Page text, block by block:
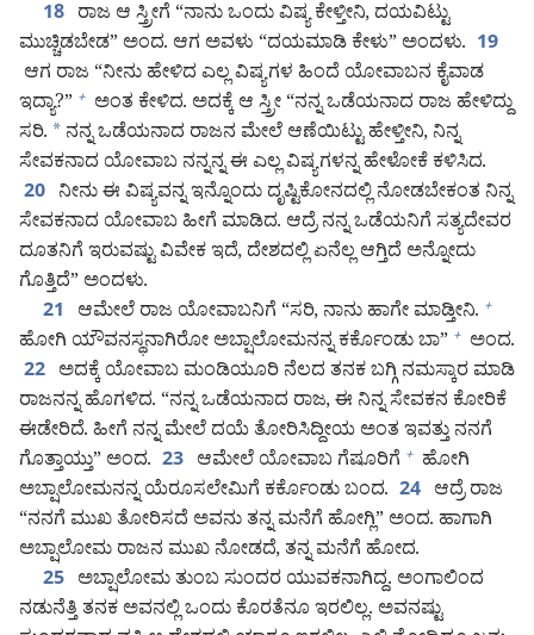
18 ರಾಜ ಆ ಸ್ತ್ರೀಗೆ “ನಾನು ಒಂದು ವಿಷ್ಯ ಕೇಳ್ತೀನಿ, ದಯವಿಟ್ಟು
ಮುಚ್ಚಿಡಬೇಡ” ಅಂದ. ಆಗ ಅವಳು “ದಯಮಾಡಿ ಕೇಳು” ಅಂದಳು. 19
ಆಗ ರಾಜ “ನೀನು ಹೇಳಿದ ಎಲ್ಲ ವಿಷ್ಯಗಳ ಹಿಂದೆ ಯೋವಾಬನ ಕೈವಾಡ
ಇದ್ಯಾ?” + ಅಂತ ಕೇಳಿದ. ಅದಕ್ಕೆ ಆ ಸ್ತ್ರೀ “ನನ್ನ ಒಡೆಯನಾದ ರಾಜ ಹೇಳಿದ್ದು
ಸರಿ. *ನನ್ನ ಒಡೆಯನಾದ ರಾಜನ ಮೇಲೆ ಆಣೆಯಿಟ್ಟು ಹೇಳ್ತೀನಿ, ನಿನ್ನ
ಸೇವಕನಾದ ಯೋವಾಬ ನನ್ನನ್ನ ಈ ಎಲ್ಲ ವಿಷ್ಯಗಳನ್ನ ಹೇಳೋಕೆ ಕಳಿಸಿದ.
20 ನೀನು ಈ ವಿಷ್ಯವನ್ನ ಇನ್ನೊಂದು ದೃಷ್ಟಿಕೋನದಲ್ಲಿ ನೋಡಬೇಕಂತ ನಿನ್ನ
ಸೇವಕನಾದ ಯೋವಾಬ ಹೀಗೆ ಮಾಡಿದ. ಆದ್ರೆ ನನ್ನ ಒಡೆಯನಿಗೆ ಸತ್ಯದೇವರ
ದೂತನಿಗೆ ಇರುವಷ್ಟು ವಿವೇಕ ಇದೆ, ದೇಶದಲ್ಲಿ ಏನೆಲ್ಲ ಆಗ್ತಿದೆ ಅನ್ನೋದು
ಗೊತ್ತಿದೆ” ಅಂದಳು.
21 ಆಮೇಲೆ ರಾಜ ಯೋವಾಬನಿಗೆ “ಸರಿ, ನಾನು ಹಾಗೇ ಮಾಡ್ತೀನಿ. +
ಹೋಗಿ ಯೌವನಸ್ಥನಾಗಿರೋ ಅಬ್ಷಾಲೋಮನನ್ನ ಕರ್ಕೊಂಡು ಬಾ” + ಅಂದ.
22 ಅದಕ್ಕೆ ಯೋವಾಬ ಮಂಡಿಯೂರಿ ನೆಲದ ತನಕ ಬಗ್ಗಿ ನಮಸ್ಕಾರ ಮಾಡಿ
ರಾಜನನ್ನ ಹೊಗಳಿದ. “ನನ್ನ ಒಡೆಯನಾದ ರಾಜ, ಈ ನಿನ್ನ ಸೇವಕನ ಕೋರಿಕೆ
ಈಡೇರಿದೆ. ಹೀಗೆ ನನ್ನ ಮೇಲೆ ದಯೆ ತೋರಿಸಿದ್ದೀಯ ಅಂತ ಇವತ್ತು ನನಗೆ
ಗೊತ್ತಾಯ್ತು” ಅಂದ. 23 ಆಮೇಲೆ ಯೋವಾಬ ಗೆಷೂರಿಗೆ + ಹೋಗಿ
ಅಬ್ಷಾಲೋಮನನ್ನ ಯೆರೂಸಲೇಮಿಗೆ ಕರ್ಕೊಂಡು ಬಂದ. 24 ಆದ್ರೆ ರಾಜ
“ನನಗೆ ಮುಖ ತೋರಿಸದೆ ಅವನು ತನ್ನ ಮನೆಗೆ ಹೋಗ್ಲಿ” ಅಂದ. ಹಾಗಾಗಿ
ಅಬ್ಷಾಲೋಮ ರಾಜನ ಮುಖ ನೋಡದೆ, ತನ್ನ ಮನೆಗೆ ಹೋದ.
25 ಅಬ್ಷಾಲೋಮ ತುಂಬ ಸುಂದರ ಯುವಕನಾಗಿದ್ದ. ಅಂಗಾಲಿಂದ
ನಡುನೆತ್ತಿ ತನಕ ಅವನಲ್ಲಿ ಒಂದು ಕೊರತೆನೂ ಇರಲಿಲ್ಲ. ಅವನಷ್ಟು